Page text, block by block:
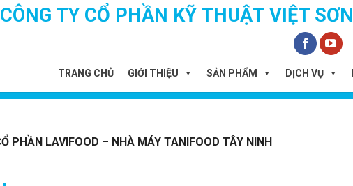
CÔNG TY CỔ PHẦN KỸ THUẬT VIỆT SƠN
TRANG CHỦ GIỚI THIỆU SẢN PHẨM DỊCH VỤ
PHẦN LAVIFOOD – NHÀ MÁY TANIFOOD TÂY NINH